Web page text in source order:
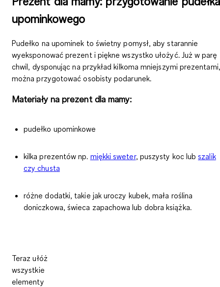
upominkowego
Pudełko na upominek to świetny pomysł, abystarannie
wyeksponować prezent i piękne wszystko ułożyć. Już w parę
chwil, dysponując na przykład kilkoma mniejszymi prezentami,
można przygotować osobisty podarunek.
Materiały na prezent dla mamy:
pudełko upominkowe
kilka prezentów np. miękki sweter, puszysty koc lubszalik
czy chusta
różne dodatki, takie jak uroczy kubek, mała roślina
doniczkowa, świeca zapachowa lub dobra książka.
Teraz ułóż
wszystkie
elementy